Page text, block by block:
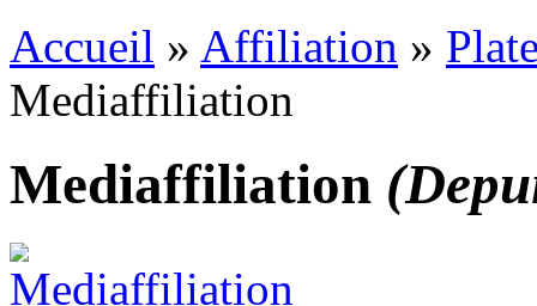
Accueil » Affiliation »
Mediaffiliation
Mediaffiliation